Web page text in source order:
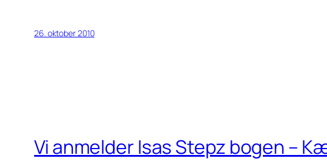
26. oktober 2010
Vi anmelder Isas Stepz bogen –